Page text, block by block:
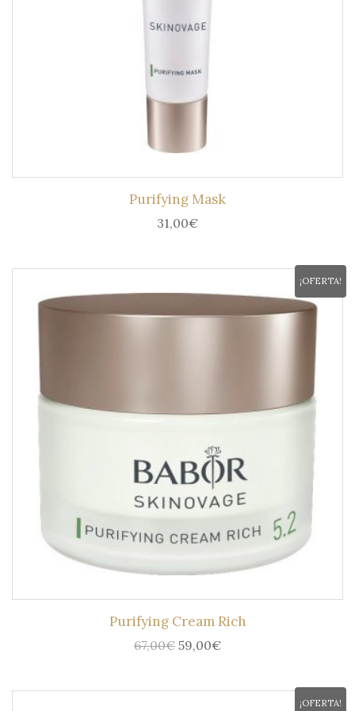
Purifying Mask
31,00€
¡OFERTA!
Purifying Cream Rich
67,00€ El
era:
59,00€El
es:
¡OFERTA!